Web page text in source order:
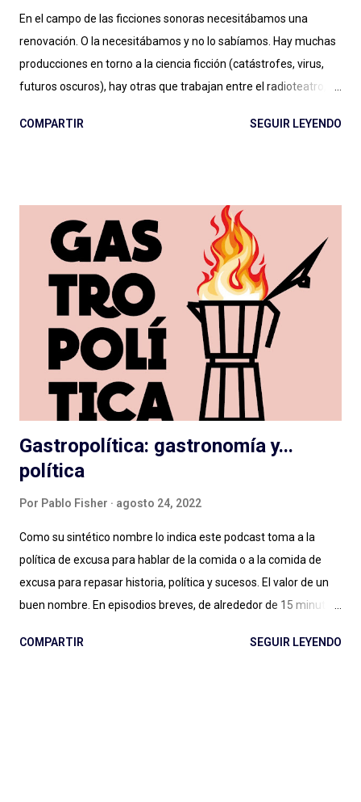
En el campo de las ficciones sonoras necesitábamos una
renovación. O la necesitábamos y no lo sabíamos. Hay muchas
producciones en torno a la ciencia ficción (catástrofes, virus,
futuros oscuros), hay otras que trabajan entre el radioteatro, el
una por una, se puede decir sencillamente que hay dos grandes
dirección de actuaciones e interpretaciones a la altura de
tamaña producción; y las que, con presupuesto o no, deben
cortar lazos aún con el vetusto radioteatro, nos entregan
actuaciones exageradas, guiones flojos y se escuchan desde el
vamos sin dirección clara: como resultado cuesta escucharlas y
pensamos que la ficción no es para nosotrxs ... Algún día
deberemos sentarnos a hablar seriamente del rol de dirección
en el podcast , que vale para cualquier g...
COMPARTIR SEGUIR LEYENDO
Gastropolítica: gastronomía y...
política
Por Pablo Fisher agosto 24, 2022
Como su sintético nombre lo indica este podcast toma a la
política de excusa para hablar de la comida o a la comida de
excusa para repasar historia, política y sucesos. El valor de un
buen nombre. En episodios breves, de alrededor de 15 minutos,
Historia, con música amena y audios de archivo al paso para
COMPARTIR SEGUIR LEYENDO